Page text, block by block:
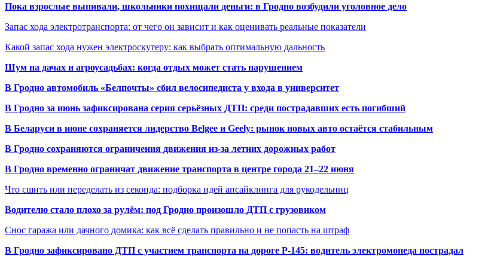
Пока взрослые выпивали, школьники похищали деньги: в Гродно возбудили уголовное дело
Запас хода электротранспорта: от чего он зависит и как оценивать реальные показатели
Какой запас хода нужен электроскутеру: как выбрать оптимальную дальность
Шум на дачах и агроусадьбах: когда отдых может стать нарушением
В Гродно автомобиль «Белпочты» сбил велосипедиста у входа в университет
В Гродно за июнь зафиксирована серия серьёзных ДТП: среди пострадавших есть погибший
В Беларуси в июне сохраняется лидерство Belgee и Geely: рынок новых авто остаётся стабильным
В Гродно сохраняются ограничения движения из-за летних дорожных работ
В Гродно временно ограничат движение транспорта в центре города 21–22 июня
Что сшить или переделать из секонда: подборка идей апсайклинга для рукодельниц
Водителю стало плохо за рулём: под Гродно произошло ДТП с грузовиком
Снос гаража или дачного домика: как всё сделать правильно и не попасть на штраф
В Гродно зафиксировано ДТП с участием транспорта на дороге Р-145: водитель электромопеда пострадал